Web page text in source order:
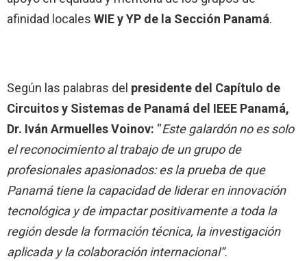
afinidad locales WIE y YP de la Sección Panamá.
Según las palabras del presidente del Capítulo de
Circuitos y Sistemas de Panamá del IEEE Panamá,
Dr. Iván Armuelles Voinov: “Este galardón no es solo
el reconocimiento al trabajo de un grupo de
profesionales apasionados: es la prueba de que
Panamá tiene la capacidad de liderar en innovación
tecnológica y de impactar positivamente a toda la
región desde la formación técnica, la investigación
aplicada y la colaboración internacional”.